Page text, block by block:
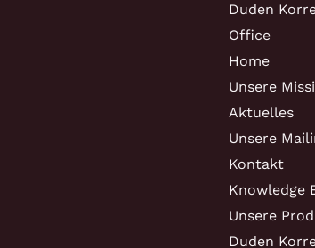
Duden
Office
Home
Unsere
Aktuelles
Unsere
Kontakt
Knowledge
Unsere
Duden